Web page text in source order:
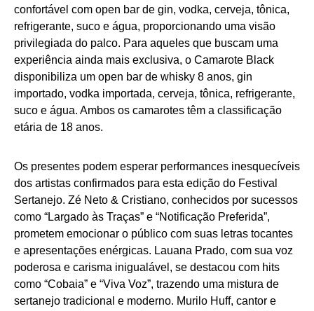
confortável com open bar de gin, vodka, cerveja, tônica,
refrigerante, suco e água, proporcionando uma visão
privilegiada do palco. Para aqueles que buscam uma
experiência ainda mais exclusiva, o Camarote Black
disponibiliza um open bar de whisky 8 anos, gin
importado, vodka importada, cerveja, tônica, refrigerante,
suco e água. Ambos os camarotes têm a classificação
etária de 18 anos.
Os presentes podem esperar performances inesquecíveis
dos artistas confirmados para esta edição do Festival
Sertanejo. Zé Neto & Cristiano, conhecidos por sucessos
como “Largado às Traças” e “Notificação Preferida”,
prometem emocionar o público com suas letras tocantes
e apresentações enérgicas. Lauana Prado, com sua voz
poderosa e carisma inigualável, se destacou com hits
como “Cobaia” e “Viva Voz”, trazendo uma mistura de
sertanejo tradicional e moderno. Murilo Huff, cantor e